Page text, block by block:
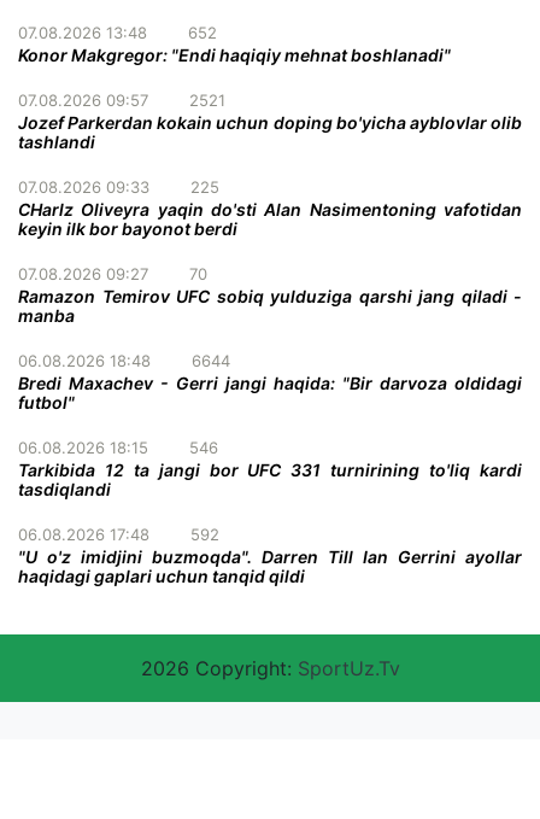
07.08.2026 13:48 652
Konor Makgregor: "Endi haqiqiy mehnat boshlanadi"
07.08.2026 09:57 2521
Jozef Parkerdan kokain uchun doping bo'yicha ayblovlar olib
tashlandi
07.08.2026 09:33 225
CHarlz Oliveyra yaqin do'sti Alan Nasimentoning vafotidan
keyin ilk bor bayonot berdi
07.08.2026 09:27 70
Ramazon Temirov UFC sobiq yulduziga qarshi jang qiladi -
manba
06.08.2026 18:48 6644
Bredi Maxachev - Gerri jangi haqida: "Bir darvoza oldidagi
futbol"
06.08.2026 18:15 546
Tarkibida 12 ta jangi bor UFC 331 turnirining to'liq kardi
tasdiqlandi
06.08.2026 17:48 592
"U o'z imidjini buzmoqda". Darren Till Ian Gerrini ayollar
haqidagi gaplari uchun tanqid qildi
2026 Copyright: SportUz.Tv